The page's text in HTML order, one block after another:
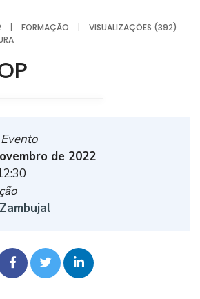
| FORMAÇÃO |
VISUALIZAÇÕES (392)
de 2022